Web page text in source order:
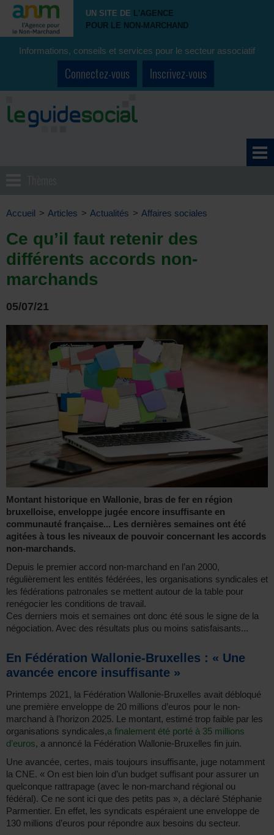
UN SITE DE L'AGENCE
POUR LE NON-MARCHAND
Informations, conseils et services pour le secteur associatif
Connectez-vous Inscrivez-vous
Accueil > Articles > Actualités > Affaires sociales
Ce qu’il faut retenir des
différents accords non-
marchands
05/07/21
Montant historique en Wallonie, bras de fer en région
bruxelloise, enveloppe jugée encore insuffisante en
communauté française... Les dernières semaines ont été
agitées à tous les niveaux de pouvoir concernant les accords
non-marchands.
Depuis le premier accord non-marchand en l’an 2000,
régulièrement les entités fédérées, les organisations syndicales et
les fédérations patronales se mettent autour de la table pour
renégocier les conditions de travail.
Ces derniers mois et semaines ont donc été sous le signe de la
négociation. Avec des résultats plus ou moins satisfaisants...
En Fédération Wallonie-Bruxelles : « Une
avancée encore insuffisante »
Printemps 2021, la Fédération Wallonie-Bruxelles avait débloqué
une première enveloppe de 20 millions d’euros pour le non-
marchand à l’horizon 2025. Le montant, estimé trop faible par les
organisations syndicales,a finalement été porté à 35 millions
d’euros, a annoncé la Fédération Wallonie-Bruxelles fin juin.
Une avancée, certes, mais toujours insuffisante, juge notamment
la CNE. « On est bien loin d’un budget suffisant pour assurer un
quelconque rattrapage (avec le non-marchand régional ou
fédéral). Ce ne sont ici que des petits pas », a déclaré Stéphanie
Parmentier. En effet, les syndicats espéraient une enveloppe de
130 millions d’euros pour répondre aux besoins du secteur.